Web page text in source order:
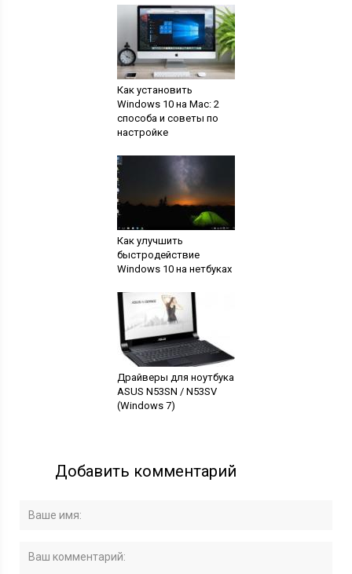
Как установить
Windows 10 на Mac: 2
способа и советы по
настройке
Как улучшить
быстродействие
Windows 10 на нетбуках
Драйверы для ноутбука
ASUS N53SN / N53SV
(Windows 7)
Добавить комментарий